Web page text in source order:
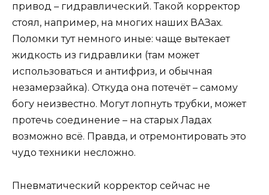
привод – гидравлический. Такой корректор
стоял, например, на многих наших ВАЗах.
Поломки тут немного иные: чаще вытекает
жидкость из гидравлики (там может
использоваться и антифриз, и обычная
незамерзайка). Откуда она потечёт – самому
богу неизвестно. Могут лопнуть трубки, может
протечь соединение – на старых Ладах
возможно всё. Правда, и отремонтировать это
чудо техники несложно.
Пневматический корректор сейчас не